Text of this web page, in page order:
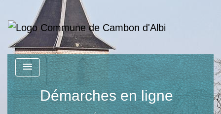
menu
Démarches en ligne